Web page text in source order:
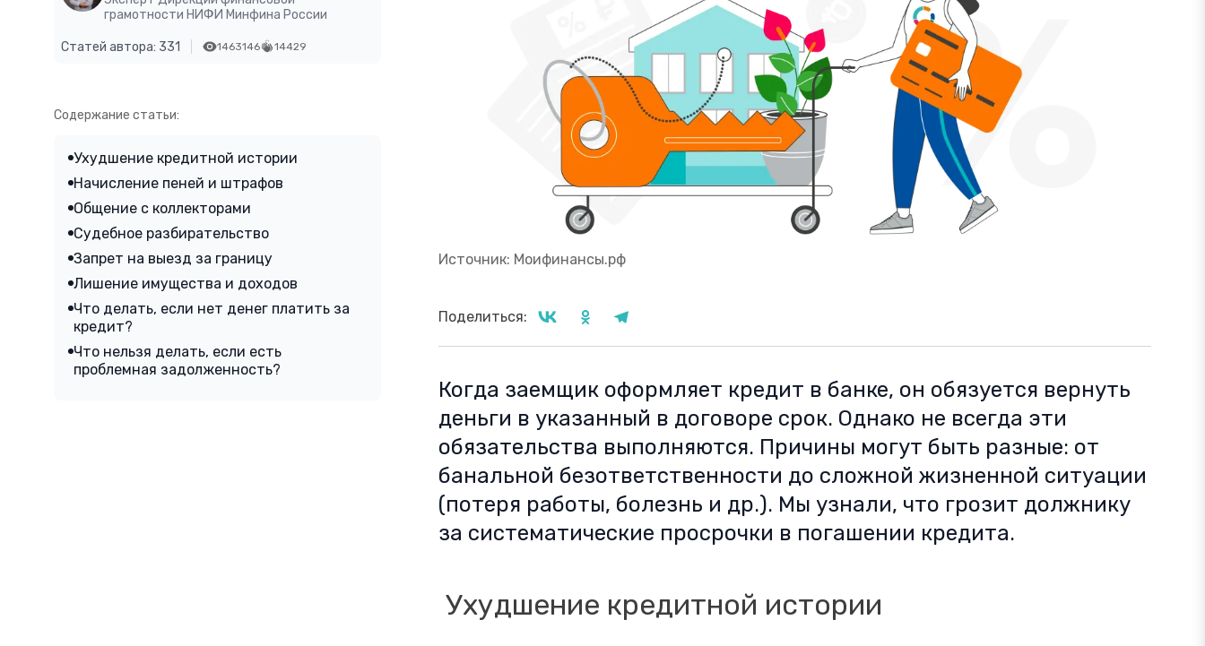
грамотности НИФИ Минфина России
Статей автора: 331 1463146 14429
Содержание статьи:
Ухудшение кредитной истории
Начисление пеней и штрафов
Общение с коллекторами
Судебное разбирательство
Запрет на выезд за границу
Лишение имущества и доходов
Что делать, если нет денег платить за
кредит?
Что нельзя делать, если есть
проблемная задолженность?
Источник: Моифинансы.рф
Поделиться:
Когда заемщик оформляет кредит в банке, он обязуется вернуть
деньги в указанный в договоре срок. Однако не всегда эти
обязательства выполняются. Причины могут быть разные: от
банальной безответственности до сложной жизненной ситуации
(потеря работы, болезнь и др.). Мы узнали, что грозит должнику
за систематические просрочки в погашении кредита.
Ухудшение кредитной истории